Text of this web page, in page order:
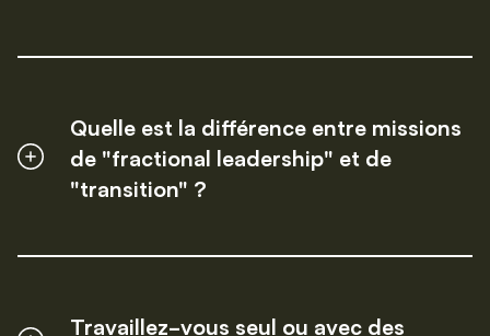
Quelle est la différence entre missions
de "fractional leadership" et de
"transition" ?
Travaillez-vous seul ou avec des